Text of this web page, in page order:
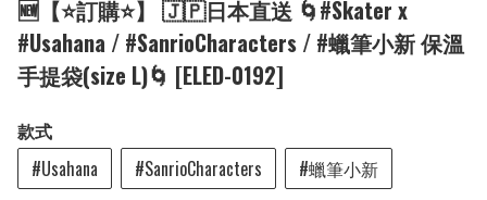
🆕【⭐訂購⭐】 🇯🇵日本直送 🌀#Skater x
#Usahana / #SanrioCharacters / #蠟筆小新 保溫
手提袋(size L)🌀 [ELED-0192]
款式
#Usahana
#SanrioCharacters #蠟筆小新